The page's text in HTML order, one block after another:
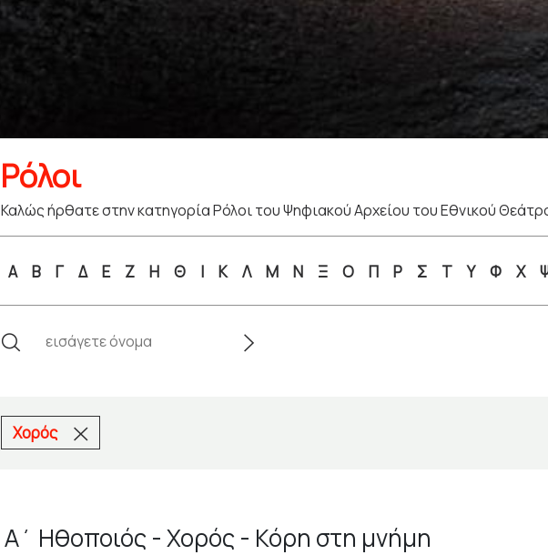
Ρόλοι
Καλώς ήρθατε στην κατηγορία Ρόλοι του Ψηφιακού Αρχείου του Εθνικού
Α Β Γ Δ Ε Ζ Η Θ Ι Κ Λ Μ Ν Ξ Ο Π Ρ Σ Τ Υ Φ Χ
Χορός
Α΄ Ηθοποιός - Χορός - Κόρη στη μνήμη